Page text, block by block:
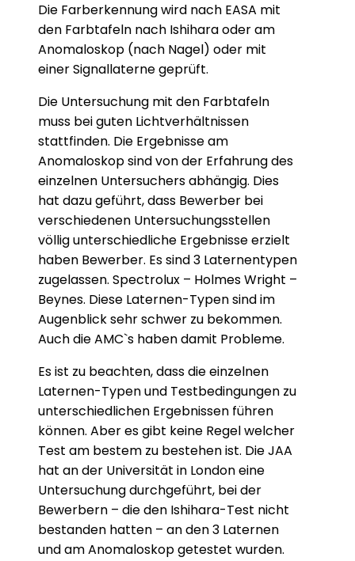
Die Farberkennung wird nach EASA mit
den Farbtafeln nach Ishihara oder am
Anomaloskop (nach Nagel) oder mit
einer Signallaterne geprüft.
Die Untersuchung mit den Farbtafeln
muss bei guten Lichtverhältnissen
stattfinden. Die Ergebnisse am
Anomaloskop sind von der Erfahrung des
einzelnen Untersuchers abhängig. Dies
hat dazu geführt, dass Bewerber bei
verschiedenen Untersuchungsstellen
völlig unterschiedliche Ergebnisse erzielt
haben Bewerber. Es sind 3 Laternentypen
zugelassen. Spectrolux – Holmes Wright –
Beynes. Diese Laternen-Typen sind im
Augenblick sehr schwer zu bekommen.
Auch die AMC`s haben damit Probleme.
Es ist zu beachten, dass die einzelnen
Laternen-Typen und Testbedingungen zu
unterschiedlichen Ergebnissen führen
können. Aber es gibt keine Regel welcher
Test am bestem zu bestehen ist. Die JAA
hat an der Universität in London eine
Untersuchung durchgeführt, bei der
Bewerbern – die den Ishihara-Test nicht
bestanden hatten – an den 3 Laternen
und am Anomaloskop getestet wurden.